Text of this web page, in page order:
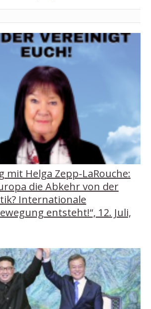
mit Helga Zepp-LaRouche:
die Abkehr von der
Internationale
entsteht!“, 12. Juli,